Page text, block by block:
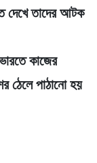
দেখে তাদের আটক
কাজের
ঠেলে পাঠানো হয়